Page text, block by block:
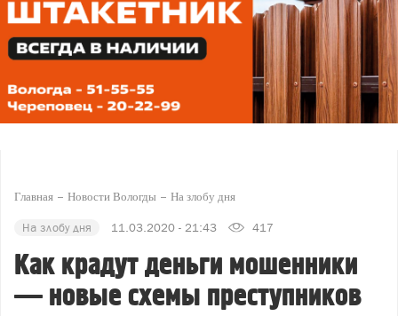
Главная Новости Вологды На злобу дня
На злобу дня 11.03.2020 - 21:43 417
Как крадут деньги мошенники
— новые схемы преступников